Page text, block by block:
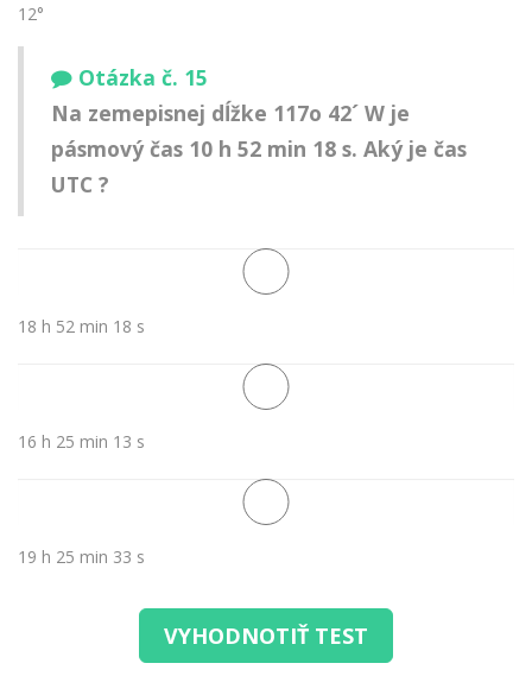
12°
Otázka č. 15
Na zemepisnej dĺžke 117o 42´ W je
pásmový čas 10 h 52 min 18 s. Aký je čas
UTC ?
18 h 52 min 18 s
16 h 25 min 13 s
19 h 25 min 33 s
VYHODNOTIŤ TEST